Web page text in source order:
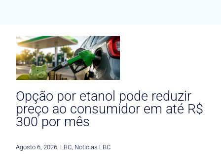
Opção por etanol pode reduzir
preço ao consumidor em até R$
300 por mês
Agosto 6, 2026 LBC Noticias LBC